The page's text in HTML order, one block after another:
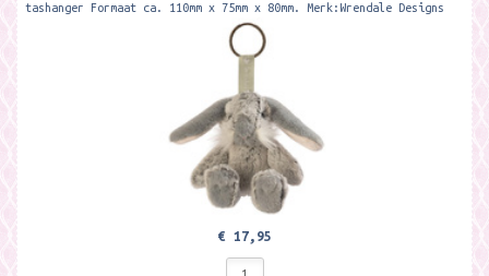
tashanger Formaat ca. 110mm x 75mm x 80mm. Merk:Wrendale Designs
€ 17,95